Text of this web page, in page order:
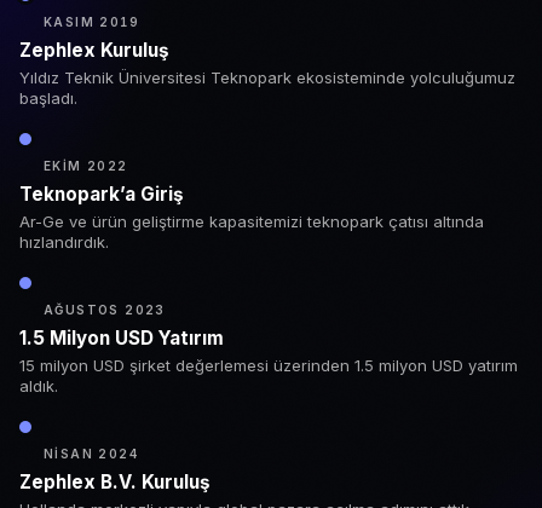
KASIM 2019
Zephlex Kuruluş
Yıldız Teknik Üniversitesi Teknopark ekosisteminde yolculuğumuz
başladı.
EKIM 2022
Teknopark’a Giriş
Ar-Ge ve ürün geliştirme kapasitemizi teknopark çatısı altında
hızlandırdık.
AĞUSTOS 2023
1.5 Milyon USD Yatırım
15 milyon USD şirket değerlemesi üzerinden 1.5 milyon USD yatırım
aldık.
NISAN 2024
Zephlex B.V. Kuruluş